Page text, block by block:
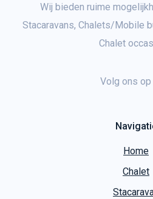
Wij bieden ruime
Stacaravans, Chalets/Mobile
Chalet
Volg ons op
Home
Chalet